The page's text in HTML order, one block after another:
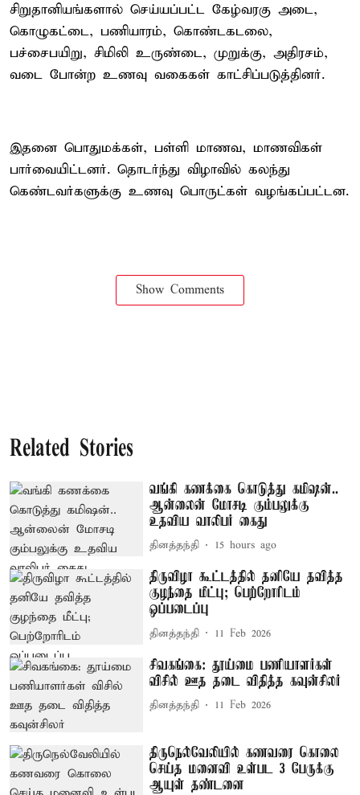
சிறுதானியங்களால் செய்யப்பட்ட கேழ்வரகு அடை,
கொழுகட்டை, பணியாரம், கொண்டகடலை,
பச்சைபயிறு, சிமிலி உருண்டை, முறுக்கு, அதிரசம்,
வடை போன்ற உணவு வகைகள் காட்சிப்படுத்தினர்.
இதனை பொதுமக்கள், பள்ளி மாணவ, மாணவிகள்
பார்வையிட்டனர். தொடர்ந்து விழாவில் கலந்து
கெண்டவர்களுக்கு உணவு பொருட்கள் வழங்கப்பட்டன.
Show Comments
Related Stories
வங்கி கணக்கை கொடுத்து கமிஷன்..
ஆன்லைன் மோசடி கும்பலுக்கு
உதவிய வாலிபர் கைது
தினத்தந்தி 15 hours ago
திருவிழா கூட்டத்தில் தனியே தவித்த
குழந்தை மீட்பு; பெற்றோரிடம்
ஒப்படைப்பு
தினத்தந்தி 11 Feb 2026
சிவகங்கை: தூய்மை பணியாளர்கள்
விசில் ஊத தடை விதித்த கவுன்சிலர்
தினத்தந்தி 11 Feb 2026
திருநெல்வேலியில் கணவரை கொலை
செய்த மனைவி உள்பட 3 பேருக்கு
ஆயுள் தண்டனை